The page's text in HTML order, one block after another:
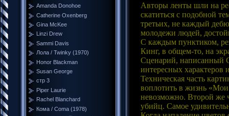
Amanda Donohoe
Catherine Oxenberg
Gina McKee
Linzi Drew
Sammi Davis
Лола / Twinky (1970)
Honor Blackman
Susan George
стр 3
Piper Laurie
Rachel Blanchard
Кома / Coma (1978)
Авторы ленты шли на
скатиться с подобной
третьих, не каждый
молодежи людей,
С каждым пунктиком,
Кинг, в общем-то, на
Сценарий, написанный
интересных характеров
Техническая часть
воплотить в жизнь «Мои
невозможно. Второй же
убийц. Самое